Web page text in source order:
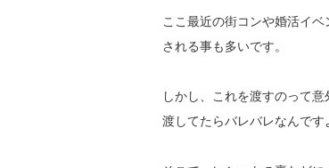
ここ最近の街コンや婚活イ
される事も多いです。
しかし、これを渡すのって
渡してたらバレバレなんです